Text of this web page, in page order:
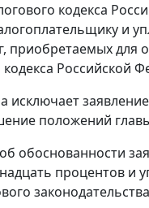
кодекса
и
приобретаемых
Российской
исключает
положений
обоснованности
процентов и